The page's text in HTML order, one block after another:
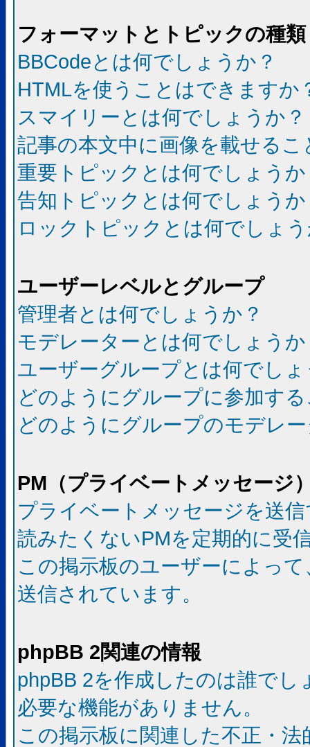
フォーマットとトピックの種類
BBCodeとは何でしょうか？
HTMLを使うことはできますか
スマイリーとは何でしょうか？
記事の本文中に画像を載せる
重要トピックとは何でしょうか
告知トピックとは何でしょうか
ロックトピックとは何でしょ
ユーザーレベルとグループ
管理者とは何でしょうか？
モデレーターとは何でしょうか
ユーザーグループとは何でし
どのようにグループに参加す
どのようにグループのモデレ
PM（プライベートメッセージ
プライベートメッセージを送
読みたくないPMを定期的に受
この掲示板のユーザーによっ
送信されています。
phpBB 2関連の情報
phpBB 2を作成したのは誰でし
必要な機能がありません。
この掲示板に関連した不正・